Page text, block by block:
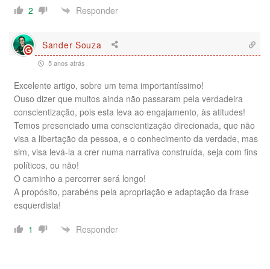
2
Responder
Sander Souza
5 anos atrás
Excelente artigo, sobre um tema importantíssimo!
Ouso dizer que muitos ainda não passaram pela verdadeira
conscientização, pois esta leva ao engajamento, às atitudes!
Temos presenciado uma conscientização direcionada, que não
visa a libertação da pessoa, e o conhecimento da verdade, mas
sim, visa levá-la a crer numa narrativa construída, seja com fins
políticos, ou não!
O caminho a percorrer será longo!
A propósito, parabéns pela apropriação e adaptação da frase
esquerdista!
1
Responder